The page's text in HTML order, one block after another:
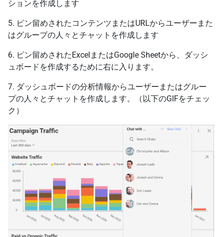
ションを作成します
5. ピン留めされたコンテンツまたはURLからユーザーまた
はグループの人々とチャットを作成します
6. ピン留めされたExcelまたはGoogle Sheetから、ダッシ
ュボードを作成するために右に入ります。
7. ダッシュボードの分析情報からユーザーまたはグルー
プの人々とチャットを作成します。（以下のGIFをチェッ
ク）